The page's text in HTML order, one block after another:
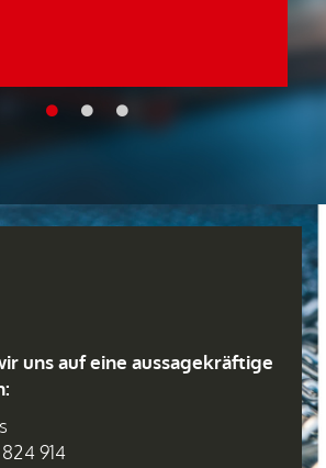
uns auf eine aussagekräftige
914